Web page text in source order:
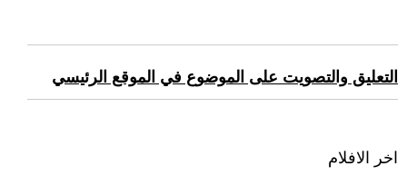
التعليق والتصويت على الموضوع في الموقع الرئيسي
اخر الافلام